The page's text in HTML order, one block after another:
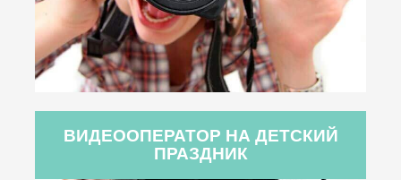
ВИДЕООПЕРАТОР НА ДЕТСКИЙ
ПРАЗДНИК